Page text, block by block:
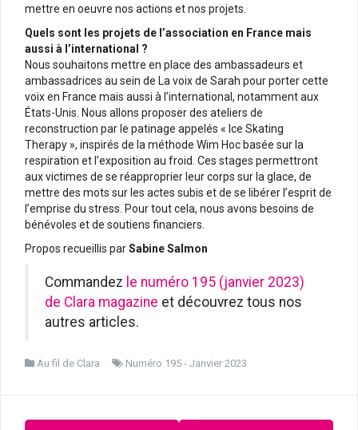
mettre en oeuvre nos actions et nos projets.
Quels sont les projets de l’association en France mais
aussi à l’international ?
Nous souhaitons mettre en place des ambassadeurs et
ambassadrices au sein de La voix de Sarah pour porter cette
voix en France mais aussi à l’international, notamment aux
États-Unis. Nous allons proposer des ateliers de
reconstruction par le patinage appelés « Ice Skating
Therapy », inspirés de la méthode Wim Hoc basée sur la
respiration et l’exposition au froid. Ces stages permettront
aux victimes de se réapproprier leur corps sur la glace, de
mettre des mots sur les actes subis et de se libérer l’esprit de
l’emprise du stress. Pour tout cela, nous avons besoins de
bénévoles et de soutiens financiers.
Propos recueillis parSabine Salmon
Commandez le numéro 195 (janvier 2023)
de Clara magazine et découvrez tous nos
autres articles.
Au fil de Clara Numéro 195 - Janvier 2023